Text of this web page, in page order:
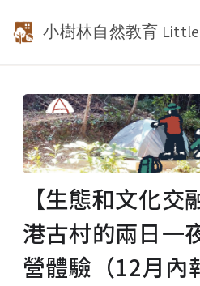
小樹林自然教育 Little
【生態和文化
港古村的兩日一
營體驗（12月內